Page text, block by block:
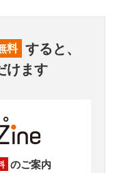
料 すると、
けます
のご案内